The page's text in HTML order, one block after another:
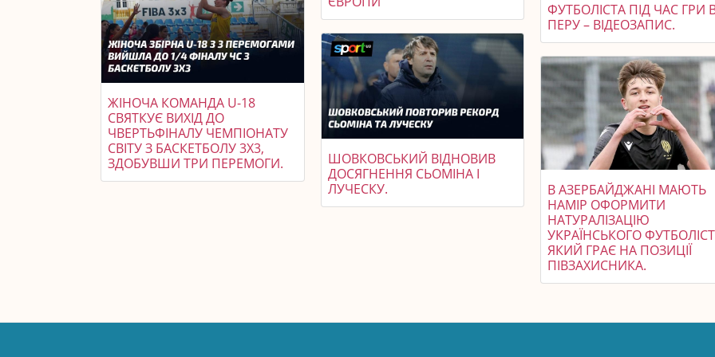
ЖІНОЧА КОМАНДА U-18
СВЯТКУЄ ВИХІД ДО
ЧВЕРТЬФІНАЛУ ЧЕМПІОНАТУ
СВІТУ З БАСКЕТБОЛУ 3X3,
ЗДОБУВШИ ТРИ ПЕРЕМОГИ.
ШОВКОВСЬКИЙ ВІДНОВИВ
ДОСЯГНЕННЯ СЬОМІНА І
ЛУЧЕСКУ.
ФУТБОЛІСТА ПІД ЧАС ГРИ
ПЕРУ – ВІДЕОЗАПИС.
В АЗЕРБАЙДЖАНІ МАЮТЬ
НАМІР ОФОРМИТИ
НАТУРАЛІЗАЦІЮ
УКРАЇНСЬКОГО
ЯКИЙ ГРАЄ НА ПОЗИЦІЇ
ПІВЗАХИСНИКА.